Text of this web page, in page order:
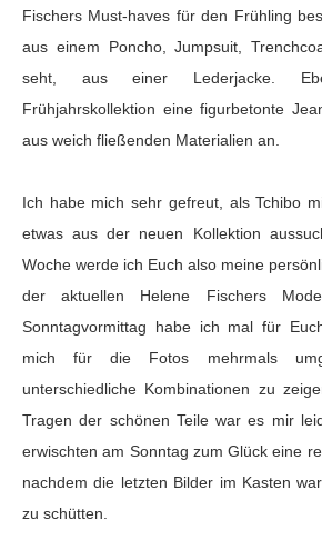
Fischers Must-haves für den Frühling
aus einem Poncho, Jumpsuit,
seht, aus einer Lederjacke.
Frühjahrskollektion eine figurbetonte
aus weich fließenden Materialien an.
Ich habe mich sehr gefreut, als Tchibo
etwas aus der neuen Kollektion
Woche werde ich Euch also meine
der aktuellen Helene Fischers
Sonntagvormittag habe ich mal für
mich für die Fotos mehrmals
unterschiedliche Kombinationen zu
Tragen der schönen Teile war es mir
erwischten am Sonntag zum Glück eine
nachdem die letzten Bilder im Kasten
zu schütten.